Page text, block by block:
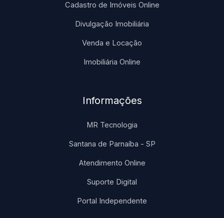
Cadastro de Imóveis Online
Divulgação Imobiliária
Venda e Locação
Imobiliária Online
Informações
MR Tecnologia
Santana de Parnaíba - SP
Atendimento Online
Suporte Digital
Portal Independente